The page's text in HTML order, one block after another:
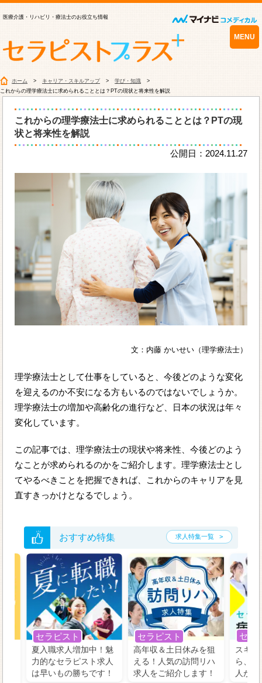
医療介護・リハビリ・療法士のお役立ち情報
MENU
ホーム キャリア・スキルアップ
学び・知識
これからの理学療法士に求められることとは？PTの現状と将来性を解説
これからの理学療法士に求められることとは？PTの現
状と将来性を解説
公開日：2024.11.27
文：内藤 かいせい（理学療法士）
理学療法士として仕事をしていると、今後どのような変化
を迎えるのか不安になる方もいるのではないでしょうか。
理学療法士の増加や高齢化の進行など、日本の状況は年々
変化しています。
この記事では、理学療法士の現状や将来性、今後どのよう
なことが求められるのかをご紹介します。理学療法士とし
てやるべきことを把握できれば、これからのキャリアを見
直すきっかけとなるでしょう。
おすすめ特集 求人特集一覧
セラピスト
夏入職求人増加中！魅
力的なセラピスト求人
は早いもの勝ちです！
セラピスト
高年収＆土日休みを狙
える！人気の訪問リハ
求人をご紹介します！
セラ
スキル
ら、
人が